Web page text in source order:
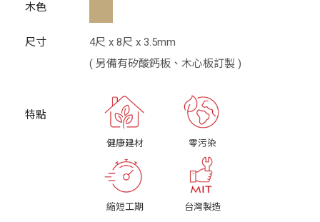
木色
尺寸
4尺 x 8尺 x 3.5mm
( 另備有矽酸鈣板、木心板訂製 )
健康建材 零污染
縮短工期 台灣製造